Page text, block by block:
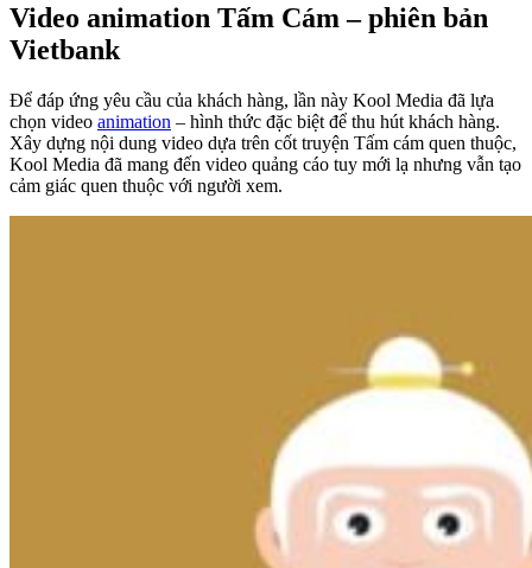
Video animation Tấm Cám – phiên bản
Vietbank
Để đáp ứng yêu cầu của khách hàng, lần này Kool Media đã lựa
chọn video animation – hình thức đặc biệt để thu hút khách hàng.
Xây dựng nội dung video dựa trên cốt truyện Tấm cám quen thuộc,
Kool Media đã mang đến video quảng cáo tuy mới lạ nhưng vẫn tạo
cảm giác quen thuộc với người xem.